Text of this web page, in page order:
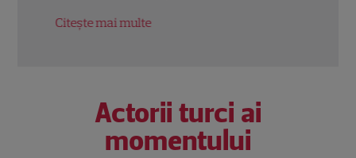
Citește mai multe
Actorii turci ai
momentului